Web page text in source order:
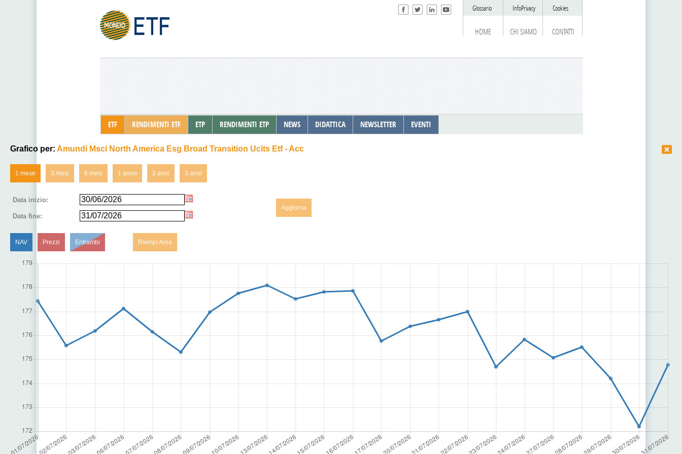
HOME CHI SIAMO CONTATTI
Glossario InfoPrivacy Cookies
ETF RENDIMENTI ETF ETP RENDIMENTI ETP NEWS DIDATTICA NEWSLETTER EVENTI
Grafico per: Amundi Msci North America Esg Broad Transition Ucits Etf - Acc
1 mese 3 mesi 6 mesi 1 anno 2 anni 3 anni
Data inizio:
Aggiorna
Data fine:
NAV Prezzi Entrambi Riempi Area